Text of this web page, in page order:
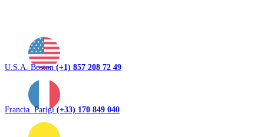
U.S.A. Boston(+1) 857 208 72 49
Francia. Parigi(+33) 170 849 040